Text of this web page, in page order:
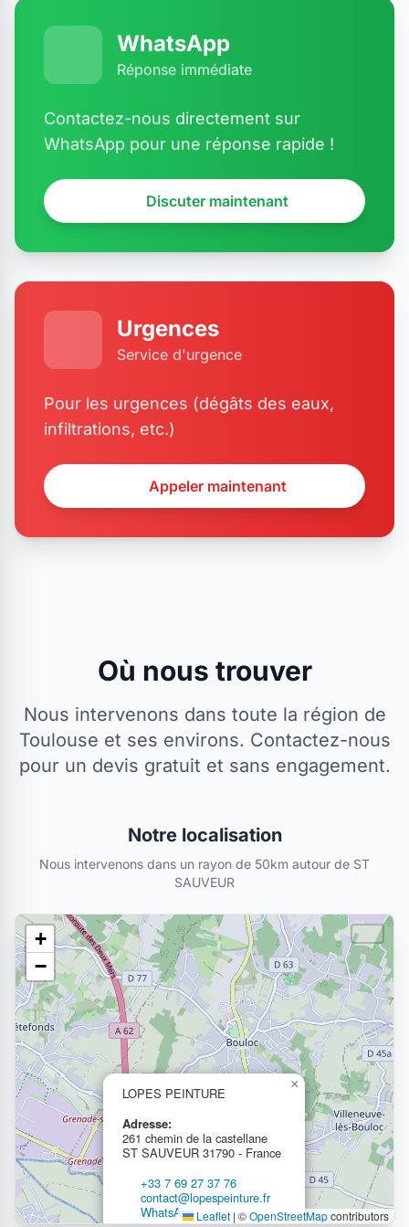
WhatsApp
Réponse immédiate
Contactez-nous directement sur
WhatsApp pour une réponse rapide !
Discuter maintenant
Urgences
Service d'urgence
Pour les urgences (dégâts des eaux,
infiltrations, etc.)
Appeler maintenant
Où nous trouver
Nous intervenons dans toute la région de
Toulouse et ses environs. Contactez-nous
pour un devis gratuit et sans engagement.
Notre localisation
Nous intervenons dans un rayon de 50km autour de ST
SAUVEUR
LOPES PEINTURE
Adresse:
261 chemin de la castellane
ST SAUVEUR 31790 - France
+33 7 69 27 37 76
contact@lopespeinture.fr
WhatsApp
×
+
−
Leaflet | ©OpenStreetMapcontributors